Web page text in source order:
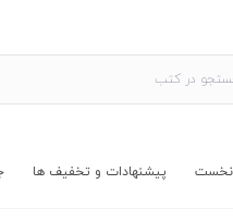
پیشنهادات و تخفیف ها